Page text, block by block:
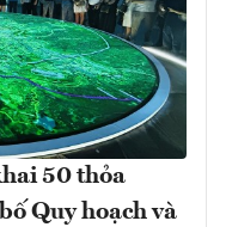
50 thỏa
Quy hoạch và